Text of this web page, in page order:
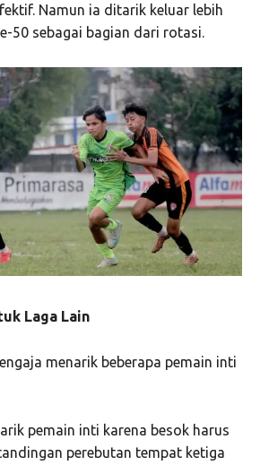
Namun ia ditarik keluar lebih
50 sebagai bagian dari rotasi.
Laga Lain
menarik beberapa pemain inti
pemain inti karena besok harus
perebutan tempat ketiga